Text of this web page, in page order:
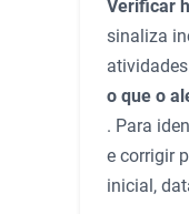
Verificar
sinaliza
o que o
. Para
e corrigir
inicial,